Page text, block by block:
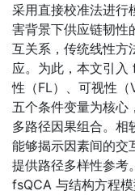
采用直接校准法进行
害背景下供应链韧性
互关系，传统线性方
应。为此，本文引入
性（FL）、可视性（
五个条件变量为核心
多路径因果组合。相
能够揭示因素间的交
提供路径多样性参考
fsQCA 与结构方程